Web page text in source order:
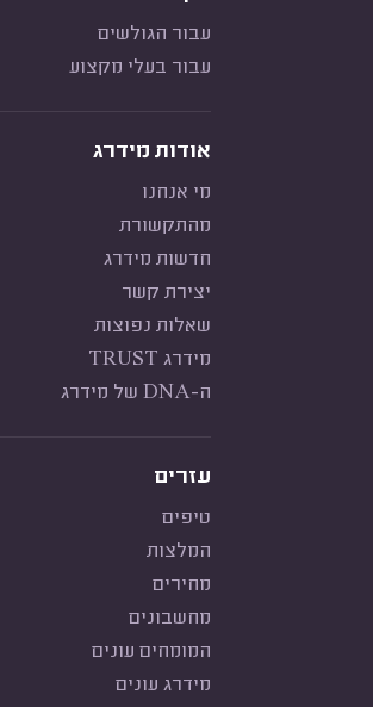
עבור הגולשים
עבור בעלי מקצוע
אודות מידרג
מי אנחנו
מהתקשורת
חדשות מידרג
יצירת קשר
שאלות נפוצות
מידרג TRUST
ה-DNA של מידרג
עזרים
טיפים
המלצות
מחירים
מחשבונים
המומחים עונים
מידרג עונים